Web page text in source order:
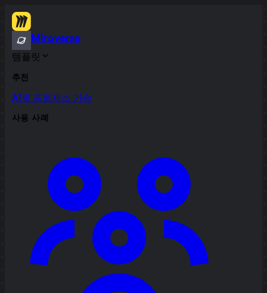
Miroverse
템플릿
추천
AI로 프로세스 가속
사용 사례